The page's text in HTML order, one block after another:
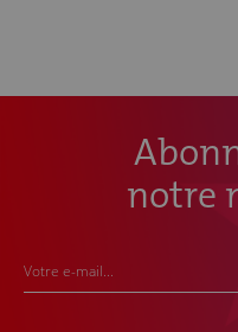
notre
Votre e-mail...